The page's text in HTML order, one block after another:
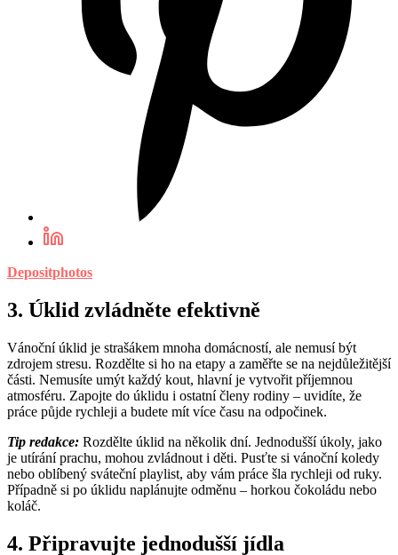
Depositphotos
3. Úklid zvládněte efektivně
Vánoční úklid je strašákem mnoha domácností, ale nemusí být
zdrojem stresu. Rozdělte si ho na etapy a zaměřte se na nejdůležitější
části. Nemusíte umýt každý kout, hlavní je vytvořit příjemnou
atmosféru. Zapojte do úklidu i ostatní členy rodiny – uvidíte, že
práce půjde rychleji a budete mít více času na odpočinek.
Tip redakce: Rozdělte úklid na několik dní. Jednodušší úkoly, jako
je utírání prachu, mohou zvládnout i děti. Pusťte si vánoční koledy
nebo oblíbený sváteční playlist, aby vám práce šla rychleji od ruky.
Případně si po úklidu naplánujte odměnu – horkou čokoládu nebo
koláč.
4. Připravujte jednodušší jídla